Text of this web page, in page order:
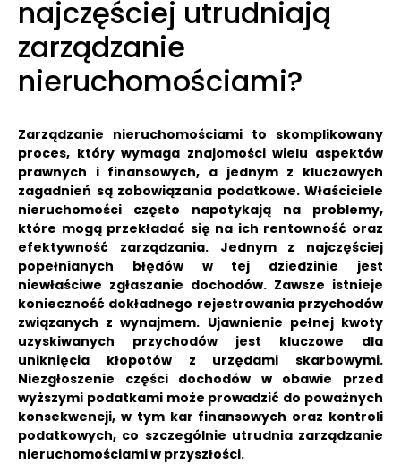
najczęściej utrudniają
zarządzanie
nieruchomościami?
Zarządzanie nieruchomościami to skomplikowany
proces, który wymaga znajomości wielu aspektów
prawnych i finansowych, a jednym z kluczowych
zagadnień są zobowiązania podatkowe.Właściciele
nieruchomości często napotykają na problemy,
które mogą przekładać się na ich rentowność oraz
efektywność zarządzania.Jednym z najczęściej
popełnianych błędów w tej dziedzinie jest
niewłaściwe zgłaszanie dochodów. Zawsze istnieje
konieczność dokładnego rejestrowania przychodów
związanych z wynajmem. Ujawnienie pełnej kwoty
uzyskiwanych przychodów jest kluczowe dla
uniknięcia kłopotów z urzędami skarbowymi.
Niezgłoszenie części dochodów w obawie przed
wyższymi podatkami może prowadzić do poważnych
konsekwencji, w tym kar finansowych oraz kontroli
podatkowych, co szczególnie utrudnia zarządzanie
nieruchomościami w przyszłości.